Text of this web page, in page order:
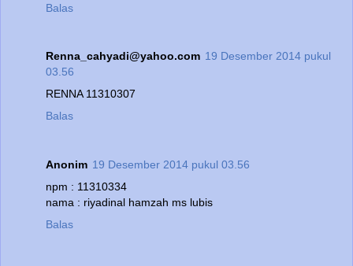
Balas
Renna_cahyadi@yahoo.com 19 Desember 2014 pukul
03.56
RENNA 11310307
Balas
Anonim 19 Desember 2014 pukul 03.56
npm : 11310334
nama : riyadinal hamzah ms lubis
Balas